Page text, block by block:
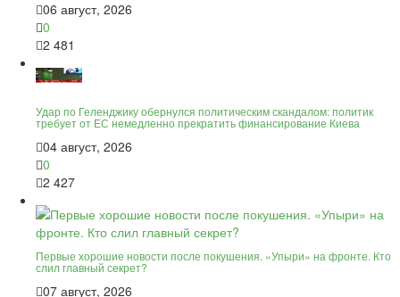
06 август, 2026
0
2 481
Удар по Геленджику обернулся политическим скандалом: политик
требует от ЕС немедленно прекратить финансирование Киева
04 август, 2026
0
2 427
Первые хорошие новости после покушения. «Упыри» на фронте. Кто
слил главный секрет?
07 август, 2026